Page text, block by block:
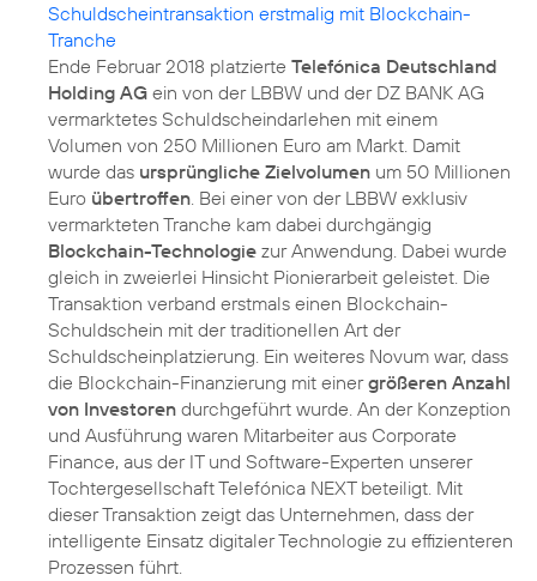
Schuldscheintransaktion erstmalig mit Blockchain-
Tranche
Ende Februar 2018 platzierte Telefónica Deutschland
Holding AG ein von der LBBW und der DZ BANK AG
vermarktetes Schuldscheindarlehen mit einem
Volumen von 250 Millionen Euro am Markt. Damit
wurde das ursprüngliche Zielvolumen um 50 Millionen
Euro übertroffen. Bei einer von der LBBW exklusiv
vermarkteten Tranche kam dabei durchgängig
Blockchain-Technologie zur Anwendung. Dabei wurde
gleich in zweierlei Hinsicht Pionierarbeit geleistet. Die
Transaktion verband erstmals einen Blockchain-
Schuldschein mit der traditionellen Art der
Schuldscheinplatzierung. Ein weiteres Novum war, dass
die Blockchain-Finanzierung mit einergrößeren Anzahl
von Investoren durchgeführt wurde. An der Konzeption
und Ausführung waren Mitarbeiter aus Corporate
Finance, aus der IT und Software-Experten unserer
Tochtergesellschaft Telefónica NEXT beteiligt. Mit
dieser Transaktion zeigt das Unternehmen, dass der
intelligente Einsatz digitaler Technologie zu effizienteren
Prozessen führt.